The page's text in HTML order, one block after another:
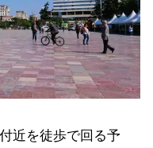
近を徒歩で回る予